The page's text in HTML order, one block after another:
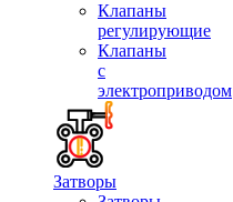
Клапаны
регулирующие
Клапаны
с
электроприводом
Затворы